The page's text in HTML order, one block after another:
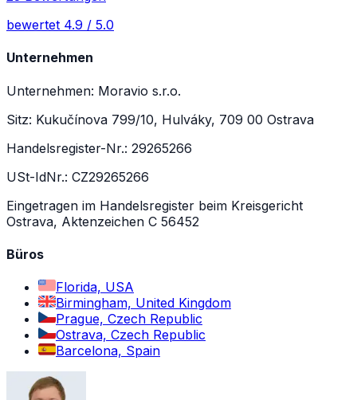
bewertet 4.9 / 5.0
Unternehmen
Unternehmen: Moravio s.r.o.
Sitz: Kukučínova 799/10, Hulváky, 709 00 Ostrava
Handelsregister-Nr.: 29265266
USt-IdNr.: CZ29265266
Eingetragen im Handelsregister beim Kreisgericht
Ostrava, Aktenzeichen C 56452
Büros
Florida, USA
Birmingham, United Kingdom
Prague, Czech Republic
Ostrava, Czech Republic
Barcelona, Spain